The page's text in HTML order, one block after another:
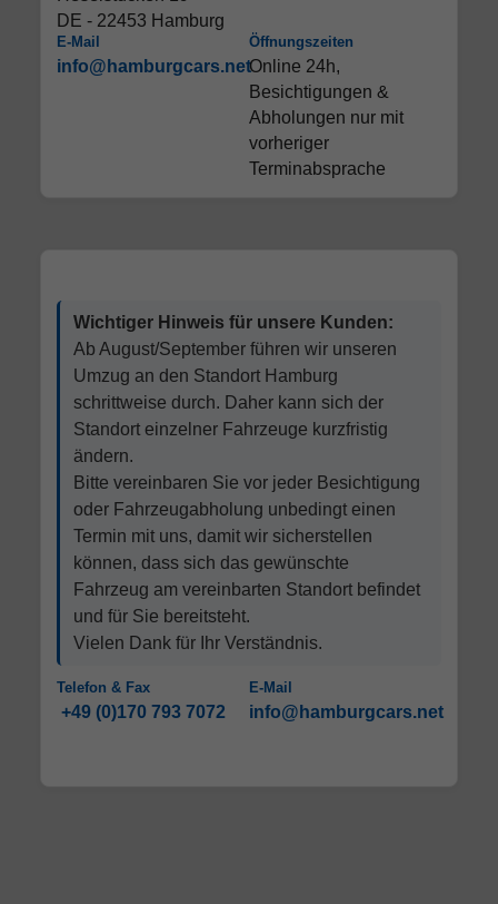
DE - 22453 Hamburg
E-Mail
info@hamburgcars.net
Öffnungszeiten
Online 24h,
Besichtigungen &
Abholungen nur mit
vorheriger
Terminabsprache
Wichtiger Hinweis für unsere Kunden:
Ab August/September führen wir unseren
Umzug an den Standort Hamburg
schrittweise durch. Daher kann sich der
Standort einzelner Fahrzeuge kurzfristig
ändern.
Bitte vereinbaren Sie vor jeder Besichtigung
oder Fahrzeugabholung unbedingt einen
Termin mit uns, damit wir sicherstellen
können, dass sich das gewünschte
Fahrzeug am vereinbarten Standort befindet
und für Sie bereitsteht.
Vielen Dank für Ihr Verständnis.
Telefon & Fax
+49 (0)170 793 7072
E-Mail
info@hamburgcars.net